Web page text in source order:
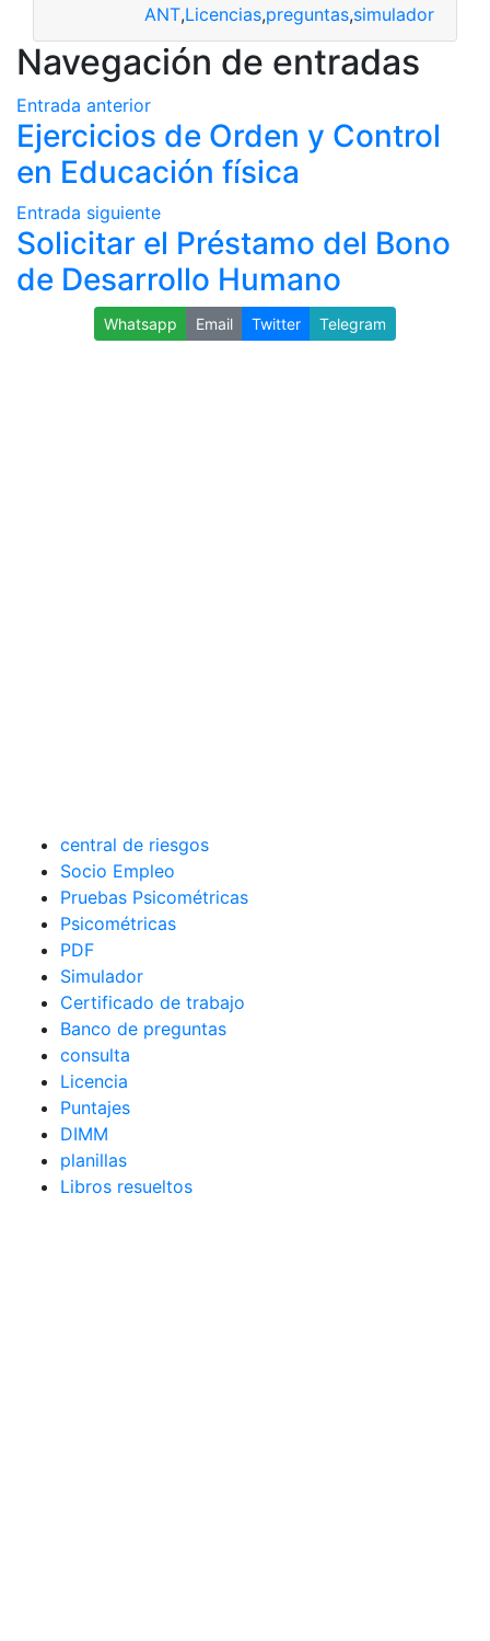
ANT,Licencias,preguntas,simulador
Navegación de entradas
Entrada anterior
Ejercicios de Orden y Control
en Educación física
Entrada siguiente
Solicitar el Préstamo del Bono
de Desarrollo Humano
Whatsapp Email Twitter Telegram
central de riesgos
Socio Empleo
Pruebas Psicométricas
Psicométricas
PDF
Simulador
Certificado de trabajo
Banco de preguntas
consulta
Licencia
Puntajes
DIMM
planillas
Libros resueltos